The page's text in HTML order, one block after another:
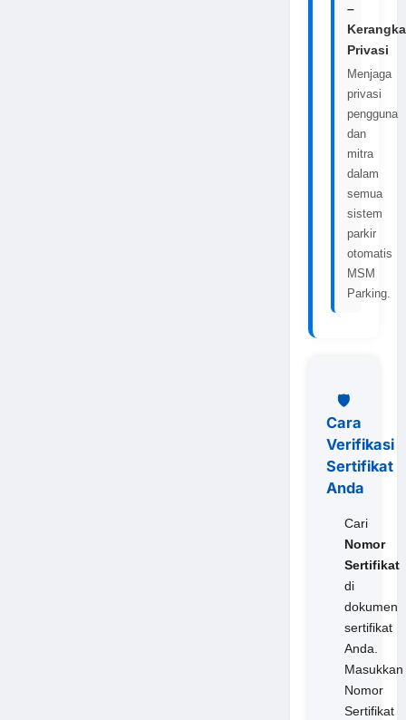
–
Kerangka
Privasi
Menjaga
privasi
pengguna
dan
mitra
dalam
semua
sistem
parkir
otomatis
MSM
Parking.
🛡️
Cara
Verifikasi
Sertifikat
Anda
Cari
Nomor
Sertifikat
di
dokumen
sertifikat
Anda.
Masukkan
Nomor
Sertifikat